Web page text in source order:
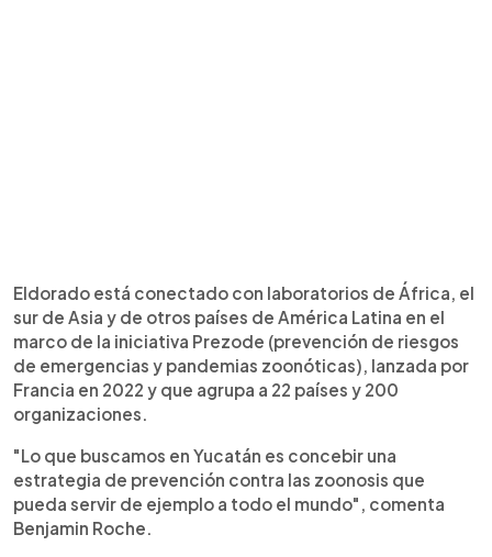
Eldorado está conectado con laboratorios de África, el
sur de Asia y de otros países de América Latina en el
marco de la iniciativa Prezode (prevención de riesgos
de emergencias y pandemias zoonóticas), lanzada por
Francia en 2022 y que agrupa a 22 países y 200
organizaciones.
"Lo que buscamos en Yucatán es concebir una
estrategia de prevención contra las zoonosis que
pueda servir de ejemplo a todo el mundo", comenta
Benjamin Roche.